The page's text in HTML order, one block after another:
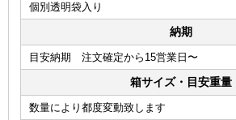
個別透明袋入り
納期
目安納期 注文確定から15営業日〜
箱サイズ・目安重量
数量により都度変動致します